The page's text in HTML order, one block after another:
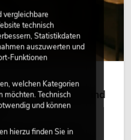
Sicherheit und
Sie schaffen eine
vergleichbare
technisch
Statistikdaten
auszuwerten und
Funktionen
welchen Kategorien
möchten. Technisch
und können
hierzu finden Sie in